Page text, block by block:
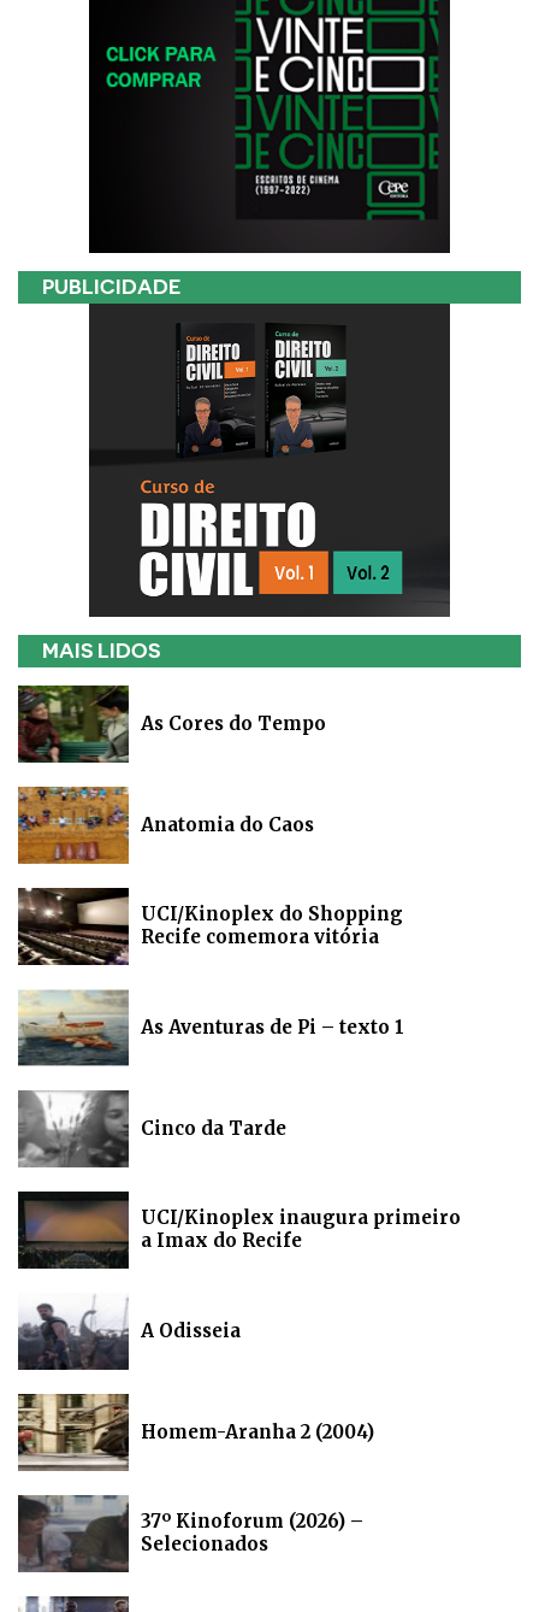
PUBLICIDADE
MAIS LIDOS
As Cores do Tempo
Anatomia do Caos
UCI/Kinoplex do Shopping
Recife comemora vitória
As Aventuras de Pi – texto 1
Cinco da Tarde
UCI/Kinoplex inaugura primeiro
a Imax do Recife
A Odisseia
Homem-Aranha 2 (2004)
37º Kinoforum (2026) –
Selecionados